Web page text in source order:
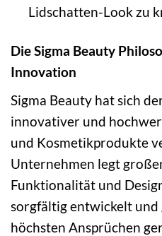
Lidschatten-Look zu
Die Sigma Beauty
Innovation
Sigma Beauty hat sich
innovativer und
und Kosmetikprodukte
Unternehmen legt
Funktionalität und
sorgfältig entwickelt und
höchsten Ansprüchen